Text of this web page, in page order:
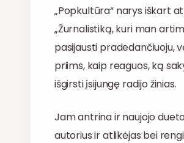
„Popkultūra“ narys iškart
„Žurnalistiką, kuri man
pasijausti pradedančiuoju,
priims, kaip reaguos, ką
išgirsti įsijungę radijo žinias.
Jam antrina ir naujojo
autorius ir atlikėjas bei